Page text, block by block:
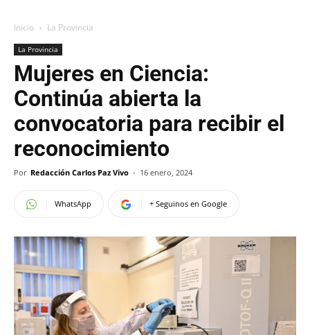
Inicio La Provincia
La Provincia
Mujeres en Ciencia:
Continúa abierta la
convocatoria para recibir el
reconocimiento
Por Redacción Carlos Paz Vivo - 16 enero, 2024
WhatsApp + Seguinos en Google